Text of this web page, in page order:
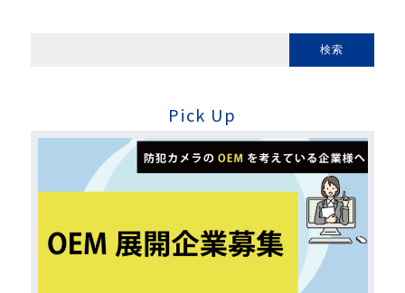
Pick Up